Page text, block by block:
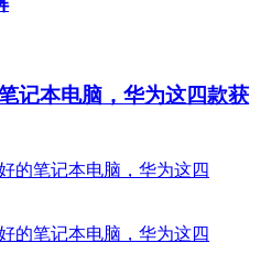
记本电脑，华为这四款获